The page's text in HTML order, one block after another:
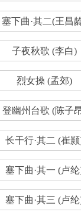
塞下曲·其二(王昌
子夜秋歌 (李白)
烈女操 (孟郊)
登幽州台歌 (陈子
长干行·其二 (崔
塞下曲·其一 (卢
塞下曲·其三 (卢